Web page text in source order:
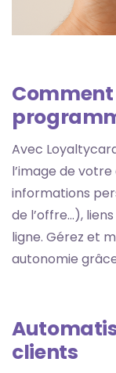
Avec
l’image de
informations
de l’offre…),
ligne. Gérez et
autonomie
clients